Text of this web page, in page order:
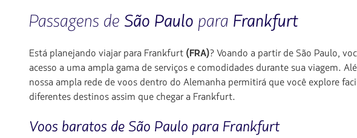
Passagens de São Paulo para Frankfurt
Está planejando viajar para Frankfurt (FRA)? Voando a partir de São Paulo,
acesso a uma ampla gama de serviços e comodidades durante sua viagem.
nossa ampla rede de voos dentro do Alemanha permitirá que você explore
diferentes destinos assim que chegar a Frankfurt.
Voos baratos de São Paulo para Frankfurt